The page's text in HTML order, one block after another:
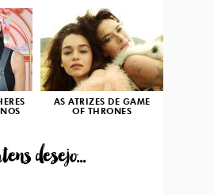
AS ATRIZES DE GAME
OF THRONES
desejo...